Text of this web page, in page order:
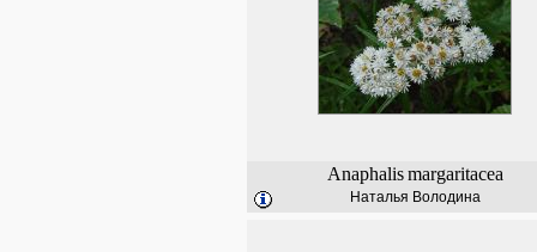
Anaphalis margaritacea
Наталья Володина